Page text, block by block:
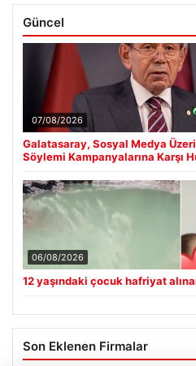
Güncel
07/08/2026
Galatasaray, Sosyal Medya
Söylemi Kampanyalarına Karşı
06/08/2026
12 yaşındaki çocuk hafriyat
Son Eklenen Firmalar